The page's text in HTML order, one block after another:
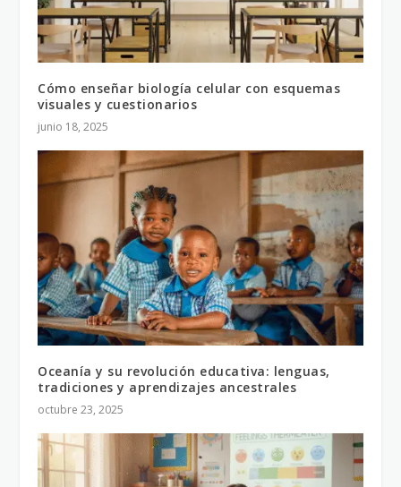
Cómo enseñar biología celular con esquemas
visuales y cuestionarios
junio 18, 2025
Oceanía y su revolución educativa: lenguas,
tradiciones y aprendizajes ancestrales
octubre 23, 2025